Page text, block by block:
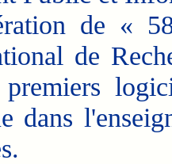
de «
de
dans